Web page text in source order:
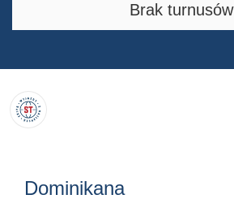
Brak turnusów
Dominikana